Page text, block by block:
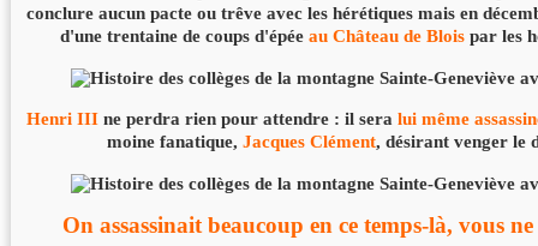
conclure aucun pacte ou trêve avec les hérétiques mais en
d'une trentaine de coups d'épéeau Château de Blois par les
Henri III ne perdra rien pour attendre : il seralui même
moine fanatique, Jacques Clément, désirant venger le
On assassinait beaucoup en ce temps-là, vous